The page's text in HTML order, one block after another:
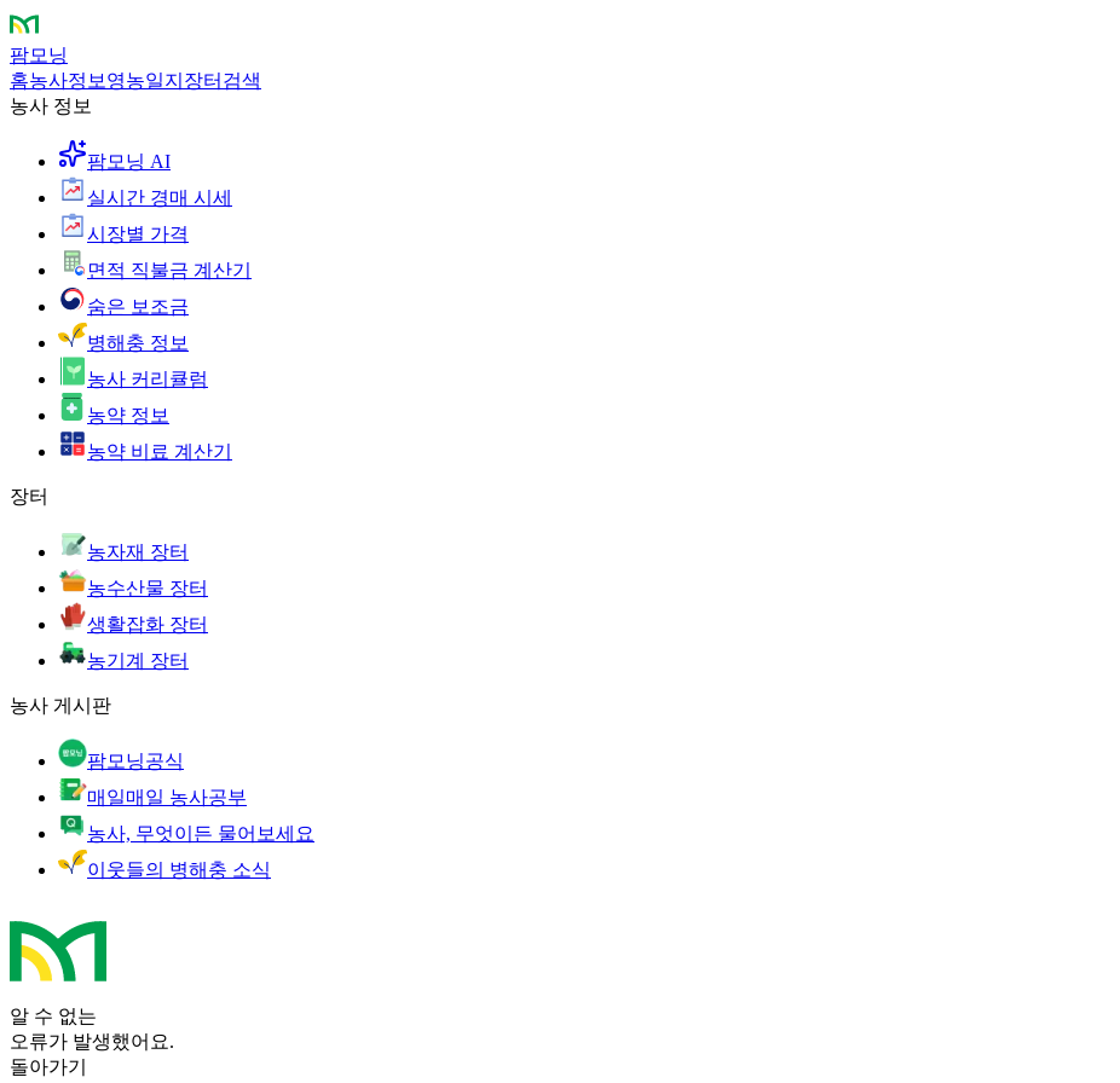
팜모닝
홈농사정보 영농일지 장터 검색
농사 정보
팜모닝 AI
실시간 경매 시세
시장별 가격
면적 직불금 계산기
숨은 보조금
병해충 정보
농사 커리큘럼
농약 정보
농약 비료 계산기
장터
농자재 장터
농수산물 장터
생활잡화 장터
농기계 장터
농사 게시판
팜모닝공식
매일매일 농사공부
농사, 무엇이든 물어보세요
이웃들의 병해충 소식
알 수 없는
오류가 발생했어요.
돌아가기